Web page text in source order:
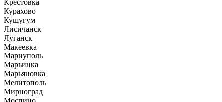
Крестовка
Курахово
Кушугум
Лисичанск
Луганск
Макеевка
Мариуполь
Марьинка
Марьяновка
Мелитополь
Мирноград
Моспино